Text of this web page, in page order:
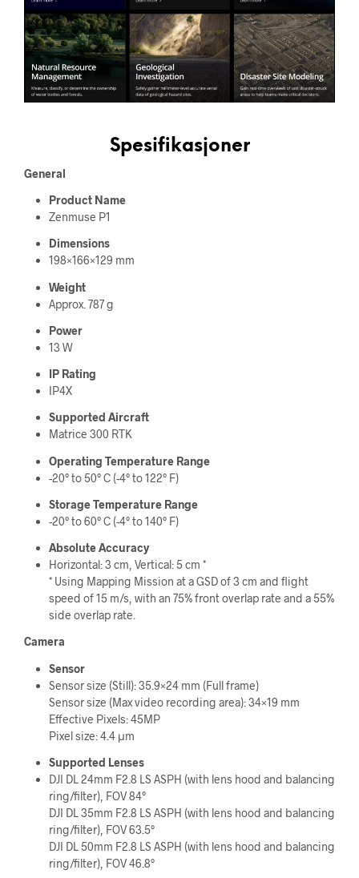
Spesifikasjoner
General
Product Name
Zenmuse P1
Dimensions
198×166×129 mm
Weight
Approx. 787 g
Power
13 W
IP Rating
IP4X
Supported Aircraft
Matrice 300 RTK
Operating Temperature Range
-20° to 50° C (-4° to 122° F)
Storage Temperature Range
-20° to 60° C (-4° to 140° F)
Absolute Accuracy
Horizontal: 3 cm, Vertical: 5 cm *
* Using Mapping Mission at a GSD of 3 cm and flight
speed of 15 m/s, with an 75% front overlap rate and a 55%
side overlap rate.
Camera
Sensor
Sensor size (Still): 35.9×24 mm (Full frame)
Sensor size (Max video recording area): 34×19 mm
Effective Pixels: 45MP
Pixel size: 4.4 μm
Supported Lenses
DJI DL 24mm F2.8 LS ASPH (with lens hood and balancing
ring/filter), FOV 84°
DJI DL 35mm F2.8 LS ASPH (with lens hood and balancing
ring/filter), FOV 63.5°
DJI DL 50mm F2.8 LS ASPH (with lens hood and balancing
ring/filter), FOV 46.8°